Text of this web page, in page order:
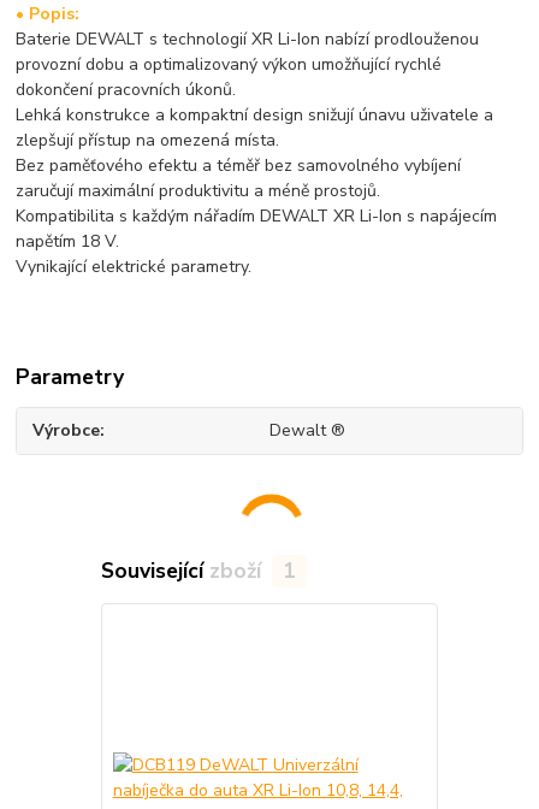
• Popis:
Baterie DEWALT s technologií XR Li-Ion nabízí prodlouženou
provozní dobu a optimalizovaný výkon umožňující rychlé
dokončení pracovních úkonů.
Lehká konstrukce a kompaktní design snižují únavu uživatele a
zlepšují přístup na omezená místa.
Bez paměťového efektu a téměř bez samovolného vybíjení
zaručují maximální produktivitu a méně prostojů.
Kompatibilita s každým nářadím DEWALT XR Li-Ion s napájecím
napětím 18 V.
Vynikající elektrické parametry.
Parametry
Výrobce Dewalt ®
Související zboží 1